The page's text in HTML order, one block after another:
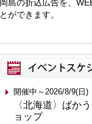
岡島の折込広告を、
とができます。
開催中～2026/8/9(日)
〈北海道〉ばか
ョップ